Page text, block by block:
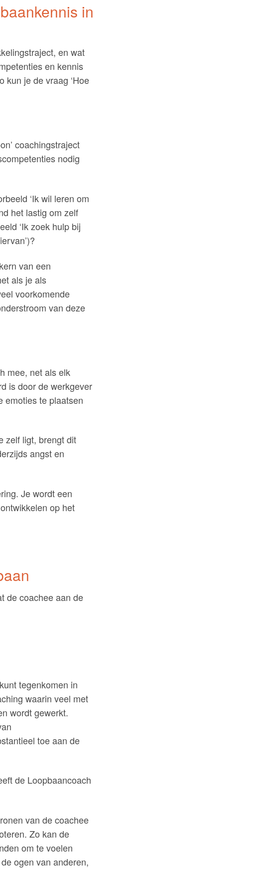
in
en wat
en kennis
kun je de vraag ‘Hoe
coachingstraject
nodig
‘Ik wil leren om
het lastig om zelf
‘Ik zoek hulp bij
van een
als je als
voorkomende
van deze
mee, net als elk
is door de werkgever
emoties te plaatsen
zelf ligt, brengt dit
angst en
Je wordt een
op het
de coachee aan de
tegenkomen in
waarin veel met
wordt gewerkt.
toe aan de
de Loopbaancoach
van de coachee
Zo kan de
om te voelen
ogen van anderen,